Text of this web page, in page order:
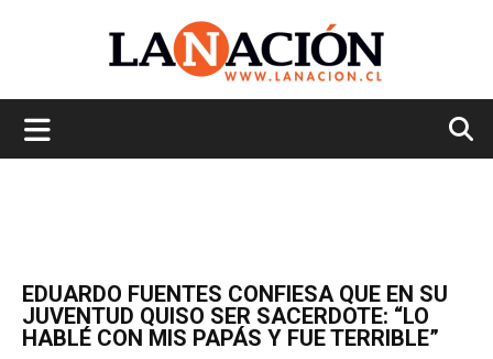
EDUARDO FUENTES CONFIESA QUE EN SU
JUVENTUD QUISO SER SACERDOTE: “LO
HABLÉ CON MIS PAPÁS Y FUE TERRIBLE”